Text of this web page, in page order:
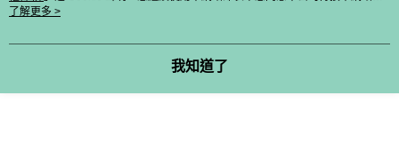
用條款之 Cookie 聲明使用 cookie。
了解更多 >
我知道了